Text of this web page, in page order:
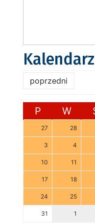
poprzedni
P W
27 28
3 4
10 11
17 18
24 25
31 1